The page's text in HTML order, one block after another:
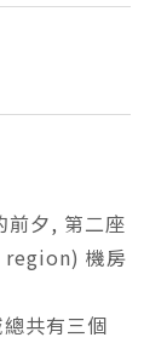
夕, 第二座
region) 機房
共有三個